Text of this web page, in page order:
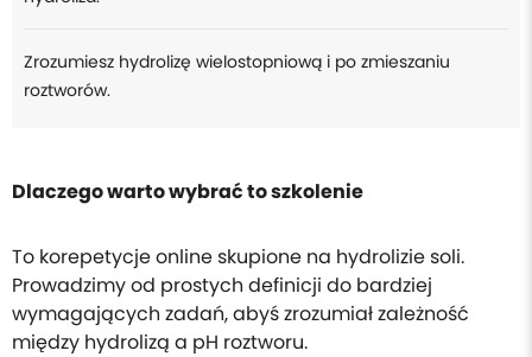
Zrozumiesz hydrolizę wielostopniową i po zmieszaniu
roztworów.
Dlaczego warto wybrać to szkolenie
To korepetycje online skupione na hydrolizie soli.
Prowadzimy od prostych definicji do bardziej
wymagających zadań, abyś zrozumiał zależność
między hydrolizą a pH roztworu.